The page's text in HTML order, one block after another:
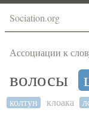
Sociation.org
Ассоциации к
волосы
колтун клоака